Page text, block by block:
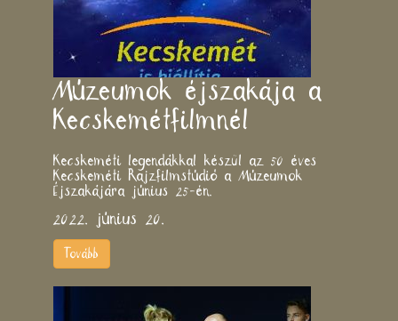
Múzeumok éjszakája a
Kecskemétfilmnél
Kecskeméti legendákkal készül az 50 éves
Kecskeméti Rajzfilmstúdió a Múzeumok
Éjszakájára június 25-én.
2022. június 20.
Tovább